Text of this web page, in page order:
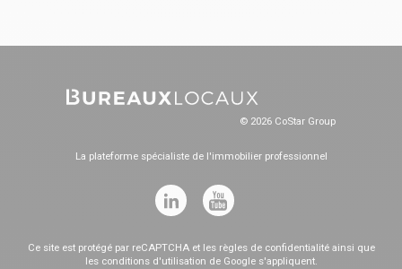
© 2026 CoStar Group
La plateforme spécialiste de l'immobilier professionnel
Ce site est protégé par reCAPTCHA et les règles de confidentialitéainsi que
les conditions d'utilisation de Google s'appliquent.